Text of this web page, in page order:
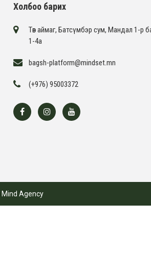
Холбоо барих
Төв аймаг, Батсүмбэр сум, Мандал 1-р
1-4а
bagsh-platform@mindset.mn
(+976) 95003372
Mind Agency